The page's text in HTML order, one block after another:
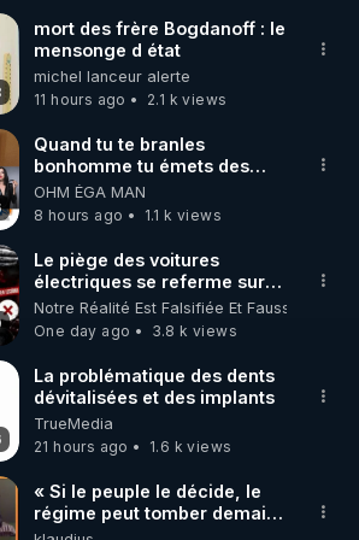
rdlr_thierrycasasnovas/
l’actualité RGNR (stages,
SUR ODYSEE
Youtube sont aussi sur la
PRÉSENTIEL
mort des frère Bogdanoff : le
mensonge d état
michel lanceur alerte
11 hours ago
2.1 k views
Quand tu te branles
bonhomme tu émets des
ondes ils ont juste omis de
t'expliquer
OHM ÉGA MAN
8 hours ago
1.1 k views
Le piège des voitures
électriques se referme sur
les usagers !
Notre Réalité Est Falsifiée Et Fausse
One day ago
3.8 k views
La problématique des dents
dévitalisées et des implants
TrueMedia
21 hours ago
1.6 k views
« Si le peuple le décide, le
régime peut tomber demain !
»